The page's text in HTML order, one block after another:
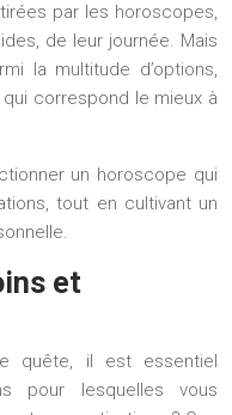
par les horoscopes,
de leur journée. Mais
la multitude d’options,
correspond le mieux à
un horoscope qui
tout en cultivant un
et
quête, il est essentiel
pour lesquelles vous